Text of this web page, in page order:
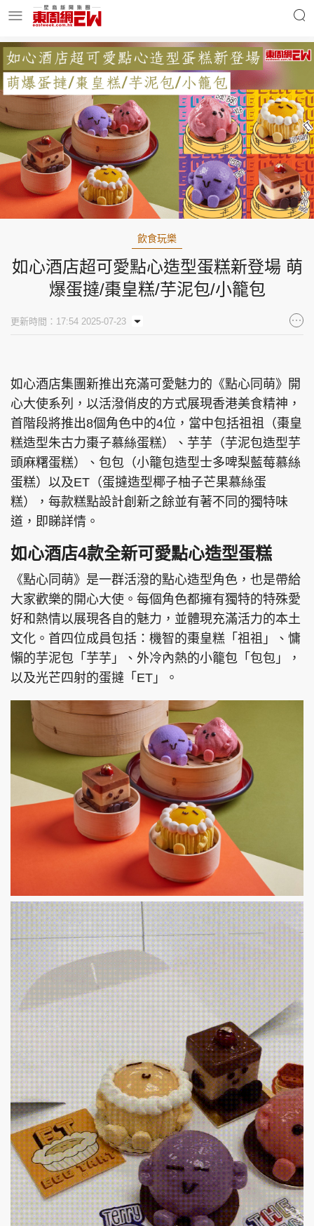
明星名人 時事財經
東周Ladies 優享生活
東周食玩通 會員活動
玄學靈異 東周專欄
東周刊 cazbuyer 東Touch
PCM 電腦廣場 星島頭條 星島日報
頭條日報 星島環球 The Standard
親子王 Oh!爸媽 JobMarket
頭條搵工 EDUPLUS
關於我們
隱私政策聲明
使用條款
版權及免責聲明
Copyright © 東周網 版權所有 . 不得轉載
©Eastweek.com.hk. All rights reserved.
飲食玩樂
如心酒店超可愛點心造型蛋糕新登場 萌
爆蛋撻/棗皇糕/芋泥包/小籠包
更新時間：17:54 2025-07-23
如心酒店集團新推出充滿可愛魅力的《點心同萌》開
心大使系列，以活潑俏皮的方式展現香港美食精神，
首階段將推出8個角色中的4位，當中包括祖祖（棗皇
糕造型朱古力棗子慕絲蛋糕）、芋芋（芋泥包造型芋
頭麻糬蛋糕）、包包（小籠包造型士多啤梨藍莓慕絲
蛋糕）以及ET（蛋撻造型椰子柚子芒果慕絲蛋
糕），每款糕點設計創新之餘並有著不同的獨特味
道，即睇詳情。
如心酒店4款全新可愛點心造型蛋糕
《點心同萌》是一群活潑的點心造型角色，也是帶給
大家歡樂的開心大使。每個角色都擁有獨特的特殊愛
好和熱情以展現各自的魅力，並體現充滿活力的本土
文化。首四位成員包括：機智的棗皇糕「祖祖」、慵
懶的芋泥包「芋芋」、外冷內熱的小籠包「包包」，
以及光芒四射的蛋撻「ET」。